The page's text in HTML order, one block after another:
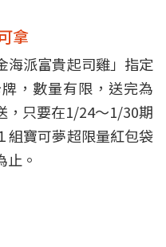
拿
海派富貴起司雞」指定
，數量有限，送完為
，只要在1/24～1/30期
組寶可夢超限量紅包袋
止。